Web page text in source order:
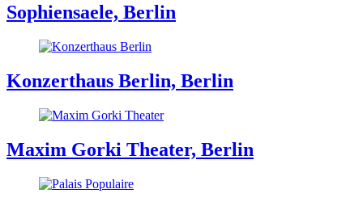
Sophiensaele, Berlin
Konzerthaus Berlin, Berlin
Maxim Gorki Theater, Berlin